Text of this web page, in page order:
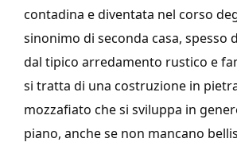
contadina e diventata nel corso
sinonimo di seconda casa, spesso
dal tipico arredamento rustico e
si tratta di una costruzione in
mozzafiato che si sviluppa in
piano, anche se non mancano